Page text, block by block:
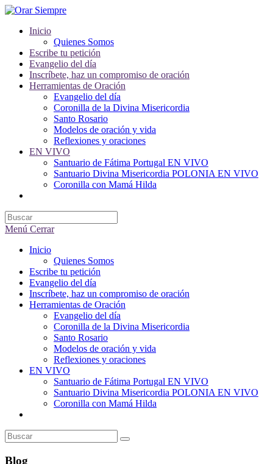
Saltar
contenido
Inicio
Quienes Somos
Escribe tu petición
Evangelio del día
Inscríbete, haz un compromiso de oración
Herramientas de Oración
Evangelio del día
Coronilla de la Divina Misericordia
Santo Rosario
Modelos de oración y vida
Reflexiones y oraciones
EN VIVO
Santuario de Fátima Portugal EN VIVO
Santuario Divina Misericordia POLONIA EN VIVO
Coronilla con Mamá Hilda
de
la
Menú Cerrar
Inicio
Quienes Somos
Escribe tu petición
Evangelio del día
Inscríbete, haz un compromiso de oración
Herramientas de Oración
Evangelio del día
Coronilla de la Divina Misericordia
Santo Rosario
Modelos de oración y vida
Reflexiones y oraciones
EN VIVO
Santuario de Fátima Portugal EN VIVO
Santuario Divina Misericordia POLONIA EN VIVO
Coronilla con Mamá Hilda
de
Blog